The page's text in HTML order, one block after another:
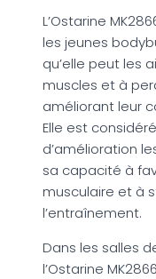
L’Ostarine
les jeunes
qu’elle peut les
muscles et à
améliorant leur
Elle est
d’amélioration
sa capacité à
musculaire et à
l’entraînement.
Dans les salles
l’Ostarine